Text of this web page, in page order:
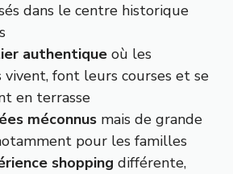
dans le centre historique
authentique où les
vivent, font leurs courses et se
en terrasse
méconnus mais de grande
pour les familles
shopping différente,